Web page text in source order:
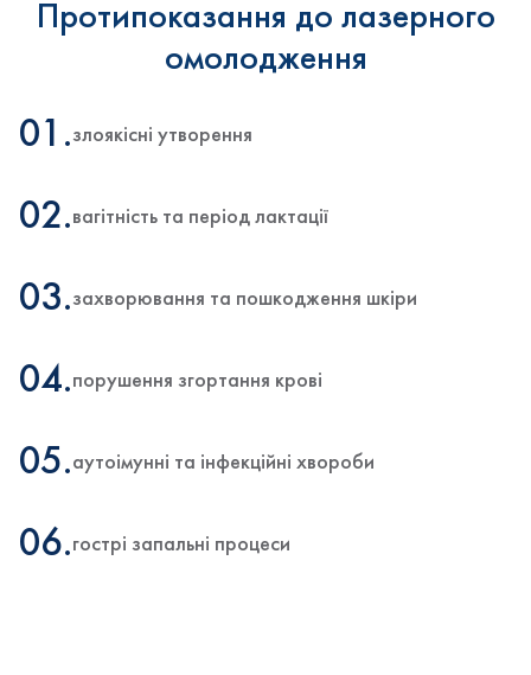
Протипоказання до лазерного
омолодження
01.злоякісні утворення
02.вагітність та період лактації
03.захворювання та пошкодження шкіри
04.порушення згортання крові
05.аутоімунні та інфекційні хвороби
06.гострі запальні процеси